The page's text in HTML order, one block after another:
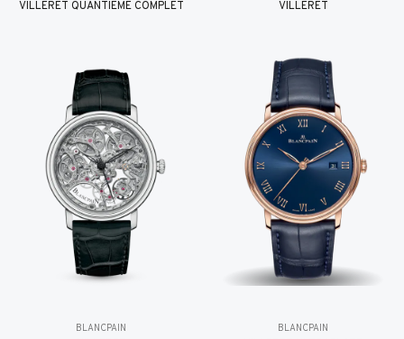
VILLERET QUANTIÈME COMPLET VILLERET
BLANCPAIN BLANCPAIN